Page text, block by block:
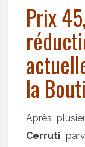
Prix
la
Après
Cerruti